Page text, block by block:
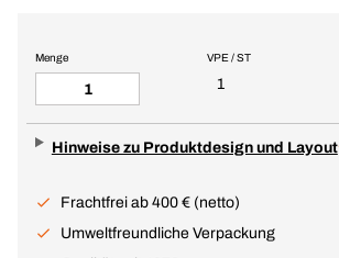
VPE / ST
1
Menge
Hinweise zu Produktdesign und Layout
Frachtfrei ab 400 € (netto)
Umweltfreundliche Verpackung